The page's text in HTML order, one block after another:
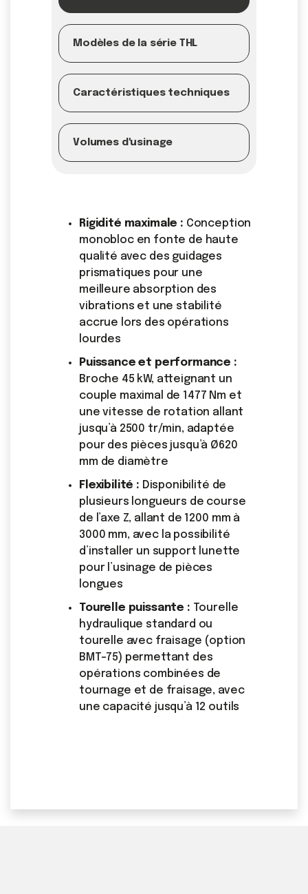
Modèles de la série THL
Caractéristiques techniques
Volumes d'usinage
Rigidité maximale : Conception
monobloc en fonte de haute
qualité avec des guidages
prismatiques pour une
meilleure absorption des
vibrations et une stabilité
accrue lors des opérations
lourdes
Puissance et performance :
Broche 45 kW, atteignant un
couple maximal de 1477 Nm et
une vitesse de rotation allant
jusqu’à 2500 tr/min, adaptée
pour des pièces jusqu’à Ø620
mm de diamètre
Flexibilité : Disponibilité de
plusieurs longueurs de course
de l’axe Z, allant de 1200 mm à
3000 mm, avec la possibilité
d’installer un support lunette
pour l’usinage de pièces
longues
Tourelle puissante : Tourelle
hydraulique standard ou
tourelle avec fraisage (option
BMT-75) permettant des
opérations combinées de
tournage et de fraisage, avec
une capacité jusqu’à 12 outils